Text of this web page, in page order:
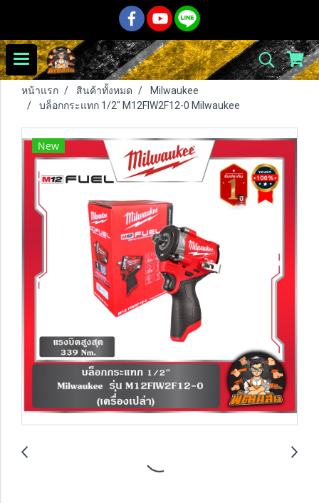
หน้าแรก สินค้าทั้งหมด
Milwaukee
บล็อกกระแทก 1/2" M12FIW2F12-0 Milwaukee
New